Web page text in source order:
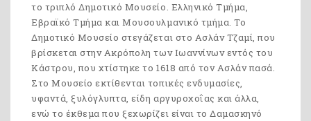
το τριπλό Δημοτικό Μουσείο. Ελληνικό Τμήμα,
Εβραϊκό Τμήμα και Μουσουλμανικό τμήμα. Το
Δημοτικό Μουσείο στεγάζεται στο Ασλάν Τζαμί, που
βρίσκεται στην Ακρόπολη των Ιωαννίνων εντός του
Κάστρου, που χτίστηκε το 1618 από τον Ασλάν πασά.
Στο Μουσείο εκτίθενται τοπικές ενδυμασίες,
υφαντά, ξυλόγλυπτα, είδη αργυροχοΐας και άλλα,
ενώ το έκθεμα που ξεχωρίζει είναι το Δαμασκηνό